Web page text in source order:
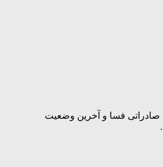
نمایشگاه‌های تخصصی، روند توسعه پایانه صادراتی فسا و آخرین وضعیت